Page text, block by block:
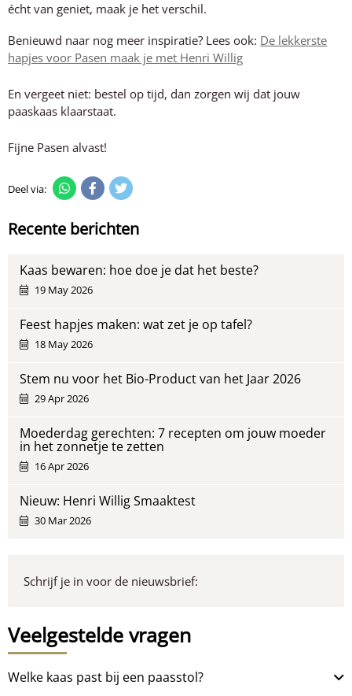
écht van geniet, maak je het verschil.
Benieuwd naar nog meer inspiratie? Lees ook: De lekkerste
hapjes voor Pasen maak je met Henri Willig
En vergeet niet: bestel op tijd, dan zorgen wij dat jouw
paaskaas klaarstaat.
Fijne Pasen alvast!
Deel via:
Recente berichten
Kaas bewaren: hoe doe je dat het beste?
19 May 2026
Feest hapjes maken: wat zet je op tafel?
18 May 2026
Stem nu voor het Bio-Product van het Jaar 2026
29 Apr 2026
Moederdag gerechten: 7 recepten om jouw moeder
in het zonnetje te zetten
16 Apr 2026
Nieuw: Henri Willig Smaaktest
30 Mar 2026
Schrijf je in voor de nieuwsbrief:
Veelgestelde vragen
Welke kaas past bij een paasstol?